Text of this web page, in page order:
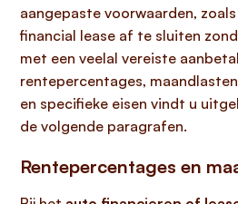
aangepaste voorwaarden,
financial lease af te sluiten
met een veelal vereiste
rentepercentages,
en specifieke eisen vindt u
de volgende paragrafen.
Rentepercentages en